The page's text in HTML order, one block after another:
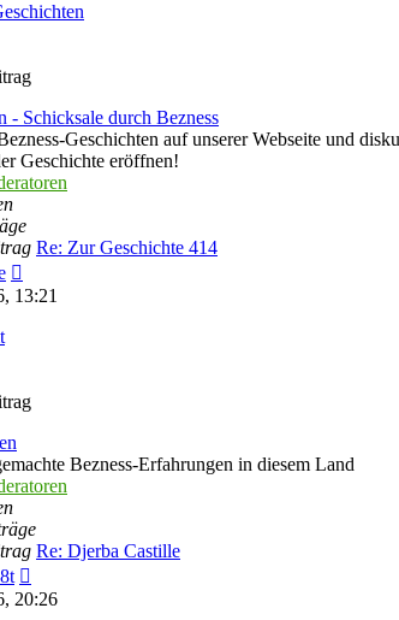
- Schicksale durch Bezness
Geschichten auf unserer Webseite und
Geschichte eröffnen!
Re: Zur Geschichte 414
Beitrag
13:21
Bezness-Erfahrungen in diesem Land
Re: Djerba Castille
Beitrag
20:26